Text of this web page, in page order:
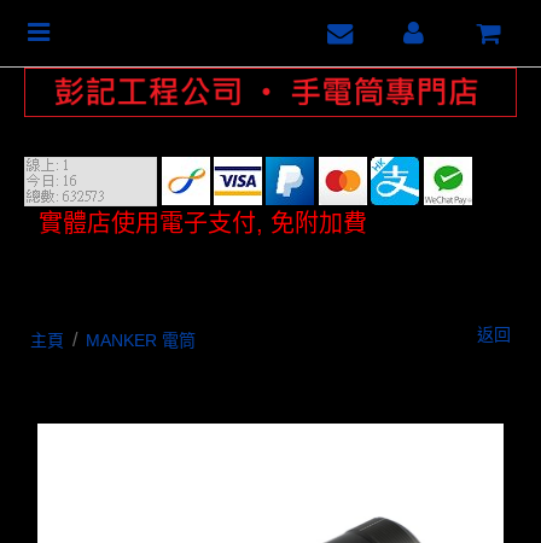
實體店使用電子支付, 免附加費
Toggle
主頁 / MANKER 電筒 返回